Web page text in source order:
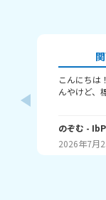
こんにちは
んやけど、
ちがって、
変なイメー
は結構自
ん？ とか
のぞむ -
2026年7月